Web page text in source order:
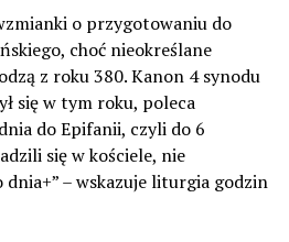
o przygotowaniu do
choć nieokreślane
z roku 380. Kanon 4 synodu
się w tym roku, poleca
do Epifanii, czyli do 6
się w kościele, nie
dnia+” – wskazuje liturgia godzin